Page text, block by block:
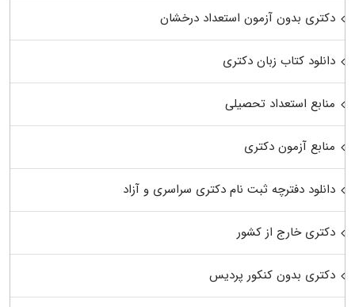
دکتری بدون آزمون استعداد درخشان
دانلود کتاب زبان دکتری
منابع استعداد تحصیلی
منابع آزمون دکتری
دانلود دفترچه ثبت نام دکتری سراسری و آزاد
دکتری خارج از کشور
دکتری بدون کنکور پردیس